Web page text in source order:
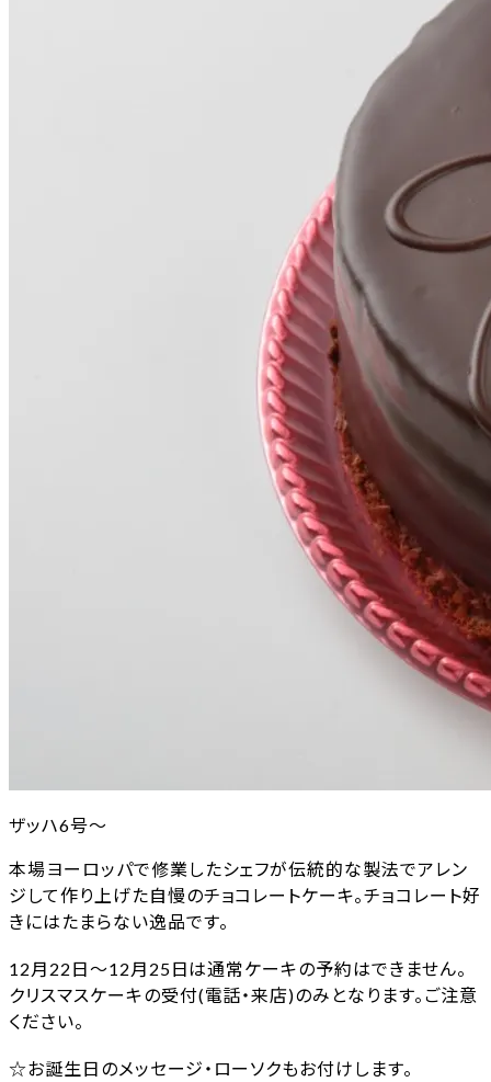
ザッハ6号〜
本場ヨーロッパで修業したシェフが伝統的な製法でアレン
ジして作り上げた自慢のチョコレートケーキ。チョコレート好
きにはたまらない逸品です。
12月22日～12月25日は通常ケーキの予約はできません。
クリスマスケーキの受付(電話・来店)のみとなります。ご注意
ください。
☆お誕生日のメッセージ・ローソクもお付けします。